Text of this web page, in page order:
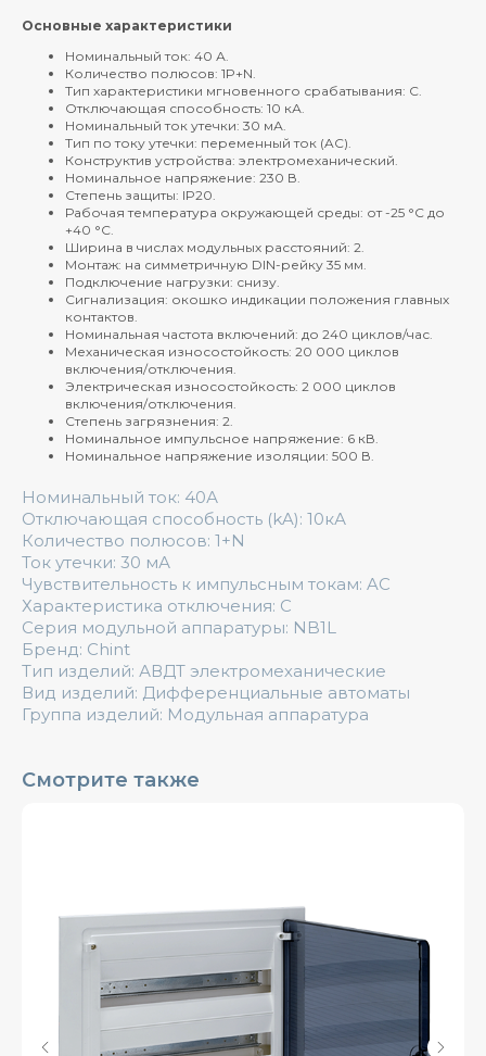
Основные характеристики
Номинальный ток: 40 А.
Количество полюсов: 1P+N.
Тип характеристики мгновенного срабатывания: C.
Отключающая способность: 10 кА.
Номинальный ток утечки: 30 мА.
Тип по току утечки: переменный ток (AC).
Конструктив устройства: электромеханический.
Номинальное напряжение: 230 В.
Степень защиты: IP20.
Рабочая температура окружающей среды: от -25 °C до
+40 °C.
Ширина в числах модульных расстояний: 2.
Монтаж: на симметричную DIN-рейку 35 мм.
Подключение нагрузки: снизу.
Сигнализация: окошко индикации положения главных
контактов.
Номинальная частота включений: до 240 циклов/час.
Механическая износостойкость: 20 000 циклов
включения/отключения.
Электрическая износостойкость: 2 000 циклов
включения/отключения.
Степень загрязнения: 2.
Номинальное импульсное напряжение: 6 кВ.
Номинальное напряжение изоляции: 500 В.
Номинальный ток: 40А
Отключающая способность (kA): 10кА
Количество полюсов: 1+N
Ток утечки: 30 мА
Чувствительность к импульсным токам: AC
Характеристика отключения: C
Серия модульной аппаратуры: NB1L
Бренд: Chint
Тип изделий: АВДТ электромеханические
Вид изделий: Дифференциальные автоматы
Группа изделий: Модульная аппаратура
Смотрите также